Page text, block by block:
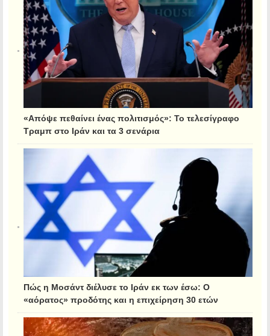
«Απόψε πεθαίνει ένας πολιτισμός»: Το τελεσίγραφο
Τραμπ στο Ιράν και τα 3 σενάρια
Πώς η Μοσάντ διέλυσε το Ιράν εκ των έσω: Ο
«αόρατος» προδότης και η επιχείρηση 30 ετών